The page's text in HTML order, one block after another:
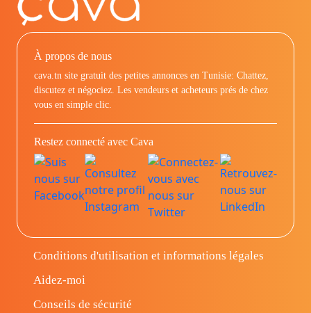
À propos de nous
cava.tn site gratuit des petites annonces en Tunisie: Chattez,
discutez et négociez. Les vendeurs et acheteurs prés de chez
vous en simple clic.
Restez connecté avec Cava
Conditions d'utilisation et informations légales
Aidez-moi
Conseils de sécurité